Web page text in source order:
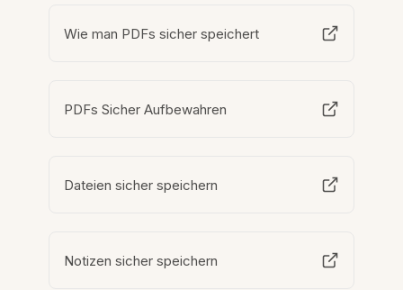
Wie man PDFs sicher speichert
PDFs Sicher Aufbewahren
Dateien sicher speichern
Notizen sicher speichern